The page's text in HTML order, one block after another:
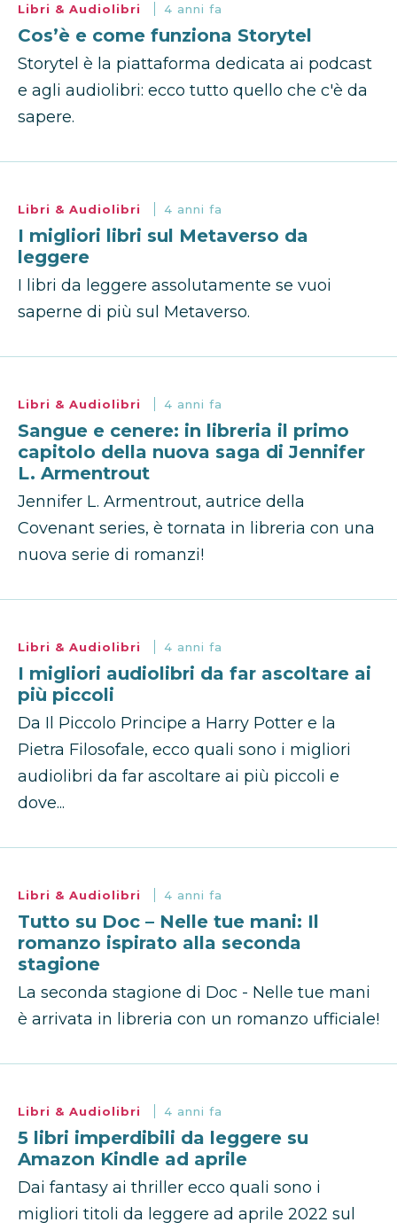
Libri & Audiolibri 4 anni fa
Cos’è e come funziona Storytel
Storytel è la piattaforma dedicata ai podcast
e agli audiolibri: ecco tutto quello che c'è da
sapere.
Libri & Audiolibri 4 anni fa
I migliori libri sul Metaverso da
leggere
I libri da leggere assolutamente se vuoi
saperne di più sul Metaverso.
Libri & Audiolibri 4 anni fa
Sangue e cenere: in libreria il primo
capitolo della nuova saga di Jennifer
L. Armentrout
Jennifer L. Armentrout, autrice della
Covenant series, è tornata in libreria con una
nuova serie di romanzi!
Libri & Audiolibri 4 anni fa
I migliori audiolibri da far ascoltare ai
più piccoli
Da Il Piccolo Principe a Harry Potter e la
Pietra Filosofale, ecco quali sono i migliori
audiolibri da far ascoltare ai più piccoli e
dove...
Libri & Audiolibri 4 anni fa
Tutto su Doc – Nelle tue mani: Il
romanzo ispirato alla seconda
stagione
La seconda stagione di Doc - Nelle tue mani
è arrivata in libreria con un romanzo ufficiale!
Libri & Audiolibri 4 anni fa
5 libri imperdibili da leggere su
Amazon Kindle ad aprile
Dai fantasy ai thriller ecco quali sono i
migliori titoli da leggere ad aprile 2022 sul